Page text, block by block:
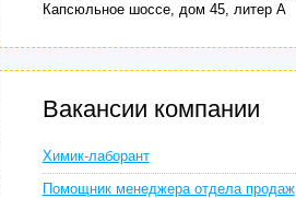
Капсюльное шоссе, дом 45, литер А
Вакансии компании
Химик-лаборант
Помощник менеджера отдела продаж